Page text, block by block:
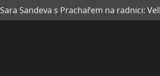
Sara Sandeva s Prachařem na radnici: